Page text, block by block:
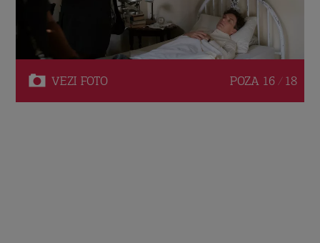
VEZI FOTO POZA 16 / 18